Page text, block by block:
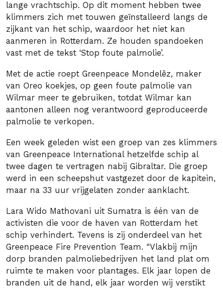
lange vrachtschip. Op dit moment hebben twee
klimmers zich met touwen geïnstalleerd langs de
zijkant van het schip, waardoor het niet kan
aanmeren in Rotterdam. Ze houden spandoeken
vast met de tekst ‘Stop foute palmolie’.
Met de actie roept Greenpeace Mondelēz, maker
van Oreo koekjes, op geen foute palmolie van
Wilmar meer te gebruiken, totdat Wilmar kan
aantonen alleen nog verantwoord geproduceerde
palmolie te verkopen.
Een week geleden wist een groep van zes klimmers
van Greenpeace International hetzelfde schip al
twee dagen te vertragen nabij Gibraltar. Die groep
werd in een scheepshut vastgezet door de kapitein,
maar na 33 uur vrijgelaten zonder aanklacht.
Lara Wido Mathovani uit Sumatra is één van de
activisten die voor de haven van Rotterdam het
schip verhindert. Tevens is zij onderdeel van het
Greenpeace Fire Prevention Team. “Vlakbij mijn
dorp branden palmoliebedrijven het land plat om
ruimte te maken voor plantages. Elk jaar lopen de
branden uit de hand, elk jaar worden wij verstikt